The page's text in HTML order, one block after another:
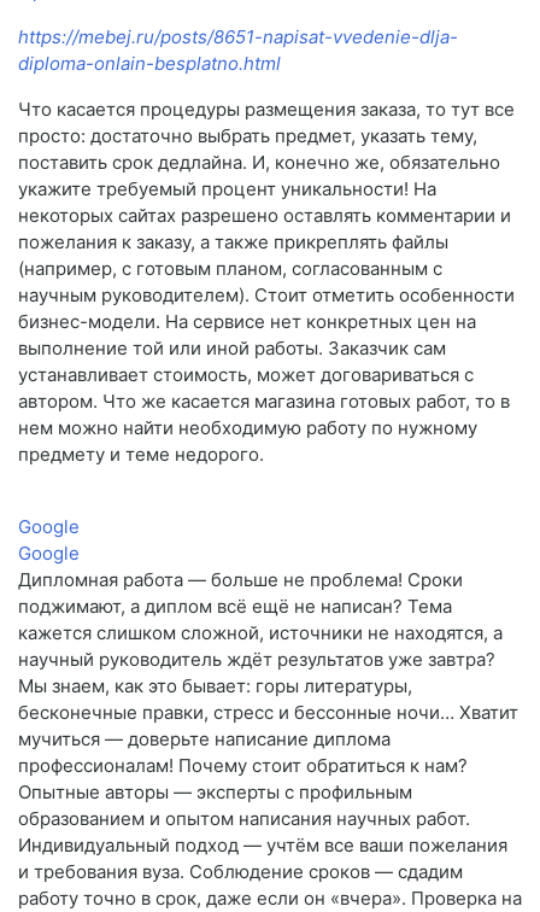
https://mebej.ru/posts/8651-napisat-vvedenie-dlja-
diploma-onlain-besplatno.html
Что касается процедуры размещения заказа, то тут все
просто: достаточно выбрать предмет, указать тему,
поставить срок дедлайна. И, конечно же, обязательно
укажите требуемый процент уникальности! На
некоторых сайтах разрешено оставлять комментарии и
пожелания к заказу, а также прикреплять файлы
(например, с готовым планом, согласованным с
научным руководителем). Стоит отметить особенности
бизнес-модели. На сервисе нет конкретных цен на
выполнение той или иной работы. Заказчик сам
устанавливает стоимость, может договариваться с
автором. Что же касается магазина готовых работ, то в
нем можно найти необходимую работу по нужному
предмету и теме недорого.
Google
Google
Дипломная работа — больше не проблема! Сроки
поджимают, а диплом всё ещё не написан? Тема
кажется слишком сложной, источники не находятся, а
научный руководитель ждёт результатов уже завтра?
Мы знаем, как это бывает: горы литературы,
бесконечные правки, стресс и бессонные ночи… Хватит
мучиться — доверьте написание диплома
профессионалам! Почему стоит обратиться к нам?
Опытные авторы — эксперты с профильным
образованием и опытом написания научных работ.
Индивидуальный подход — учтём все ваши пожелания
и требования вуза. Соблюдение сроков — сдадим
работу точно в срок, даже если он «вчера». Проверка на